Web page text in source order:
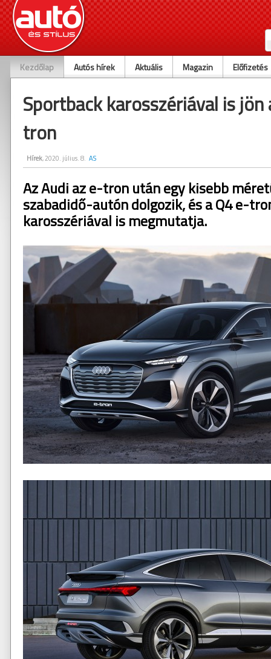
Kezdőlap Autós hírek Aktuális Magazin Előfizetés
Sportback karosszériával is jön
tron
Hírek, 2020. július. 8. AS
Az Audi az e-tron után egy kisebb
szabadidő-autón dolgozik, és a Q4 e-
karosszériával is megmutatja.